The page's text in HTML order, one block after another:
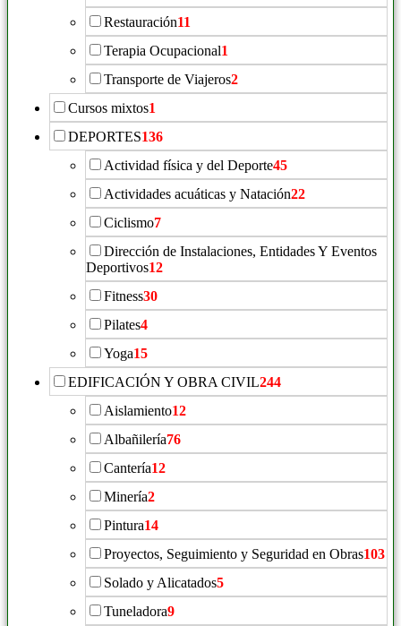
Restauración11
Terapia Ocupacional1
Transporte de Viajeros2
Cursos mixtos1
DEPORTES136
Actividad física y del Deporte45
Actividades acuáticas y Natación22
Ciclismo7
Dirección de Instalaciones, Entidades Y Eventos
Deportivos12
Fitness30
Pilates4
Yoga15
EDIFICACIÓN Y OBRA CIVIL244
Aislamiento12
Albañilería76
Cantería12
Minería2
Pintura14
Proyectos, Seguimiento y Seguridad en Obras103
Solado y Alicatados5
Tuneladora9